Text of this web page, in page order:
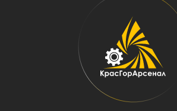
ООО "КрасГорАрсенал" имеет
оригинальных запасных частей
городе Красноярск и